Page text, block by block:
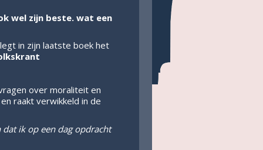
wel zijn beste. wat een
in zijn laatste boek het
over moraliteit en
raakt verwikkeld in de
ik op een dag opdracht